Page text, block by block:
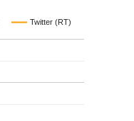
Twitter (RT)